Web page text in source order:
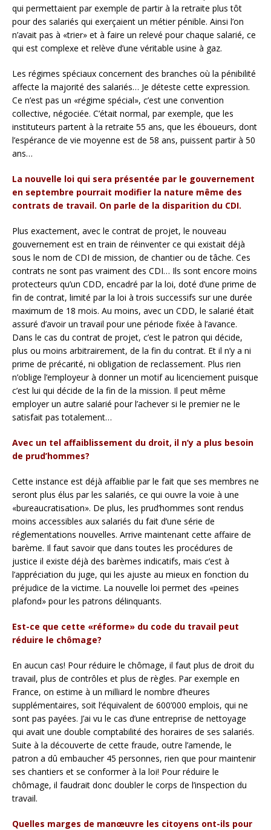
qui permettaient par exemple de partir à la retraite plus tôt
pour des salariés qui exerçaient un métier pénible. Ainsi l’on
n’avait pas à «trier» et à faire un relevé pour chaque salarié, ce
qui est complexe et relève d’une véritable usine à gaz.
Les régimes spéciaux concernent des branches où la pénibilité
affecte la majorité des salariés… Je déteste cette expression.
Ce n’est pas un «régime spécial», c’est une convention
collective, négociée. C’était normal, par exemple, que les
instituteurs partent à la retraite 55 ans, que les éboueurs, dont
l’espérance de vie moyenne est de 58 ans, puissent partir à 50
ans…
La nouvelle loi qui sera présentée par le gouvernement
en septembre pourrait modifier la nature même des
contrats de travail. On parle de la disparition du CDI.
Plus exactement, avec le contrat de projet, le nouveau
gouvernement est en train de réinventer ce qui existait déjà
sous le nom de CDI de mission, de chantier ou de tâche. Ces
contrats ne sont pas vraiment des CDI… Ils sont encore moins
protecteurs qu’un CDD, encadré par la loi, doté d’une prime de
fin de contrat, limité par la loi à trois successifs sur une durée
maximum de 18 mois. Au moins, avec un CDD, le salarié était
assuré d’avoir un travail pour une période fixée à l’avance.
Dans le cas du contrat de projet, c’est le patron qui décide,
plus ou moins arbitrairement, de la fin du contrat. Et il n’y a ni
prime de précarité, ni obligation de reclassement. Plus rien
n’oblige l’employeur à donner un motif au licenciement puisque
c’est lui qui décide de la fin de la mission. Il peut même
employer un autre salarié pour l’achever si le premier ne le
satisfait pas totalement…
Avec un tel affaiblissement du droit, il n’y a plus besoin
de prud’hommes?
Cette instance est déjà affaiblie par le fait que ses membres ne
seront plus élus par les salariés, ce qui ouvre la voie à une
«bureaucratisation». De plus, les prud’hommes sont rendus
moins accessibles aux salariés du fait d’une série de
réglementations nouvelles. Arrive maintenant cette affaire de
barème. Il faut savoir que dans toutes les procédures de
justice il existe déjà des barèmes indicatifs, mais c’est à
l’appréciation du juge, qui les ajuste au mieux en fonction du
préjudice de la victime. La nouvelle loi permet des «peines
plafond» pour les patrons délinquants.
Est-ce que cette «réforme» du code du travail peut
réduire le chômage?
En aucun cas! Pour réduire le chômage, il faut plus de droit du
travail, plus de contrôles et plus de règles. Par exemple en
France, on estime à un milliard le nombre d’heures
supplémentaires, soit l’équivalent de 600’000 emplois, qui ne
sont pas payées. J’ai vu le cas d’une entreprise de nettoyage
qui avait une double comptabilité des horaires de ses salariés.
Suite à la découverte de cette fraude, outre l’amende, le
patron a dû embaucher 45 personnes, rien que pour maintenir
ses chantiers et se conformer à la loi! Pour réduire le
chômage, il faudrait donc doubler le corps de l’inspection du
travail.
Quelles marges de manœuvre les citoyens ont-ils pour